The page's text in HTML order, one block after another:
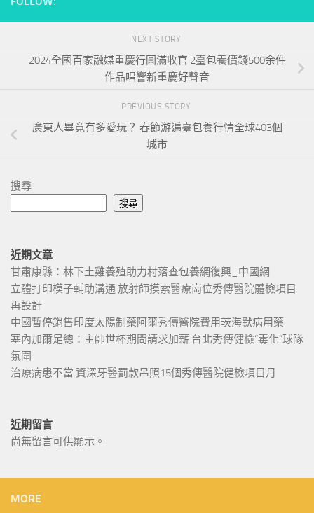
NEXT STORY
2024全國百家融媒重慶行圓滿收官 2臺包養價錢500余件
作品唱響新重慶好聲音
PREVIOUS STORY
廣東人畢竟有多愛玩？ 春節游遍臺包養行情全球403個
城市
搜尋
搜尋
近期文章
甘肅康縣：林下土雞養殖助力村落查包養網復興_中國網
立體打印模子輔助溝通 放射師摸索醫療崗位秀傳醫院體檢項目
再設計
中國暫停銷售印度太陽制藥阿爾秀傳醫院費用茨海默病用藥
塞內加爾足總：主帥世杯期間請求加薪 台北秀傳健檢“毒化”球隊
氛圍
治療病患不當 資深牙醫罰款吊照15個秀傳醫院健檢項目月
近期留言
尚無留言可供顯示。
MORE